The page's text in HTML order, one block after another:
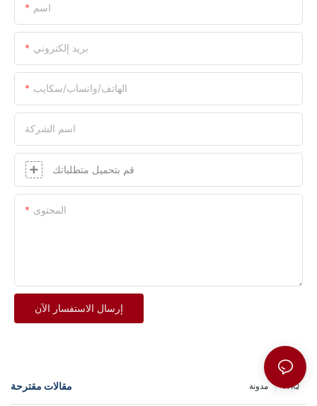
اسم
بريد إلكتروني
الهاتف/واتساب/سكايب
اسم الشركة
قم بتحميل متطلباتك
المحتوى
إرسال الاستفسار الآن
مقالات مقترحة FAQ مدونة